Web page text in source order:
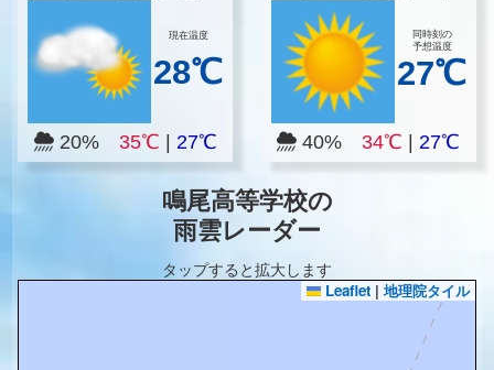
現在温度
28℃
20% 35℃ 27℃
同時刻の
予想温度
27℃
40%34℃ |27℃
鳴尾高等学校の
雨雲レーダー
タップすると拡大します
Leaflet | 地理院タイル